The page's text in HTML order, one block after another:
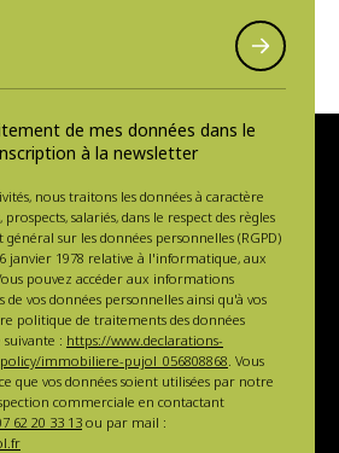
de mes données dans le
à la newsletter
nous traitons les données à caractère
salariés, dans le respect des règles
sur les données personnelles (RGPD)
janvier 1978 relative à l'informatique, aux
pouvez accéder aux informations
vos données personnelles ainsi qu'à vos
politique de traitements des données
: https://www.declarations-
immobiliere-pujol_056808868 . Vous
que vos données soient utilisées par notre
commerciale en contactant
62 20 33 13 ou par mail :